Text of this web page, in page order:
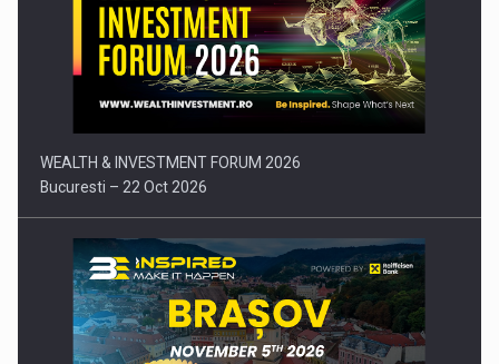
Comunicat de presa: Joburile part-time reincep sa intre pe…
WEALTH & INVESTMENT FORUM 2026
Bucuresti – 22 Oct 2026